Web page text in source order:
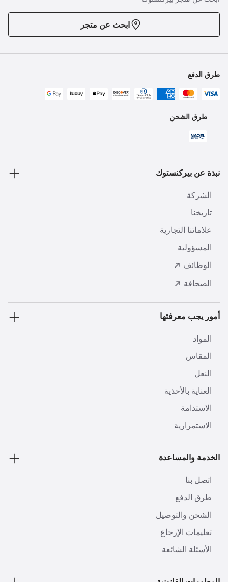
ابحث عن متجر
طرق الدفع
طرق الشحن
نبذة عن بيركنستوك
الشركة
تاريخنا
علاماتنا التجارية
المسؤولية
الوظائف
الصحافة
أمور يجب معرفتها
المواد
المقاس
النعل
العناية بالأحذية
الاستدامة
الاستمرارية
الخدمة والمساعدة
اتصل بنا
طرق الدفع
الشحن والتوصيل
تعليمات الإرجاع
الأسئلة الشائعة